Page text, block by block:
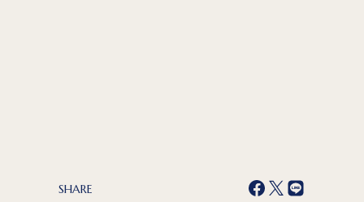
SHARE